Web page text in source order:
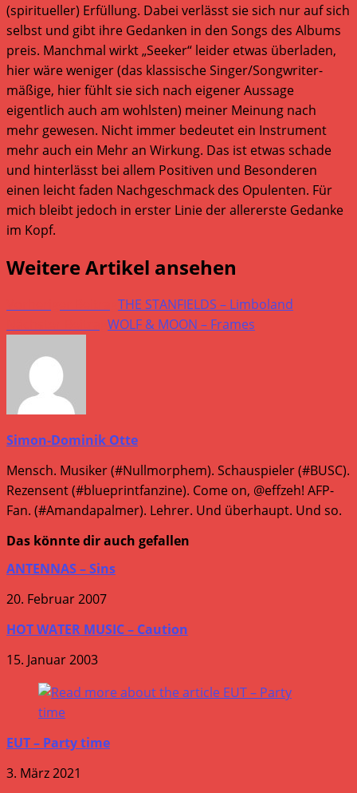
(spiritueller) Erfüllung. Dabei verlässt sie sich nur auf sich
selbst und gibt ihre Gedanken in den Songs des Albums
preis. Manchmal wirkt „Seeker“ leider etwas überladen,
hier wäre weniger (das klassische Singer/Songwriter-
mäßige, hier fühlt sie sich nach eigener Aussage
eigentlich auch am wohlsten) meiner Meinung nach
mehr gewesen. Nicht immer bedeutet ein Instrument
mehr auch ein Mehr an Wirkung. Das ist etwas schade
und hinterlässt bei allem Positiven und Besonderen
einen leicht faden Nachgeschmack des Opulenten. Für
mich bleibt jedoch in erster Linie der allererste Gedanke
im Kopf.
Weitere Artikel ansehen
THE STANFIELDS – Limboland
WOLF & MOON – Frames
Simon-Dominik Otte
Mensch. Musiker (#Nullmorphem). Schauspieler (#BUSC).
Rezensent (#blueprintfanzine). Come on, @effzeh! AFP-
Fan. (#Amandapalmer). Lehrer. Und überhaupt. Und so.
Das könnte dir auch gefallen
ANTENNAS – Sins
20. Februar 2007
HOT WATER MUSIC – Caution
15. Januar 2003
EUT – Party time
3. März 2021